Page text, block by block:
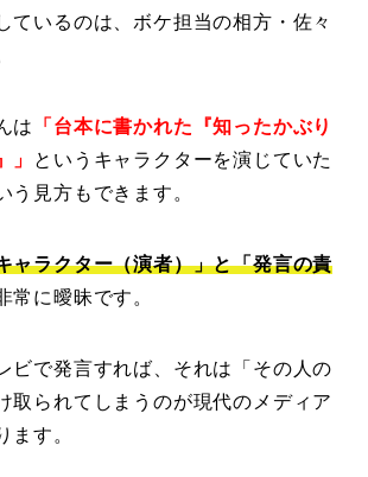
ているのは、ボケ担当の相方・佐々
は
「台本に書かれた『知ったかぶり
」
というキャラクターを演じていた
う見方もできます。
ャラクター（演者）」と「発言の責
常に曖昧です。
ビで発言すれば、それは「その人の
取られてしまうのが現代のメディア
ます。